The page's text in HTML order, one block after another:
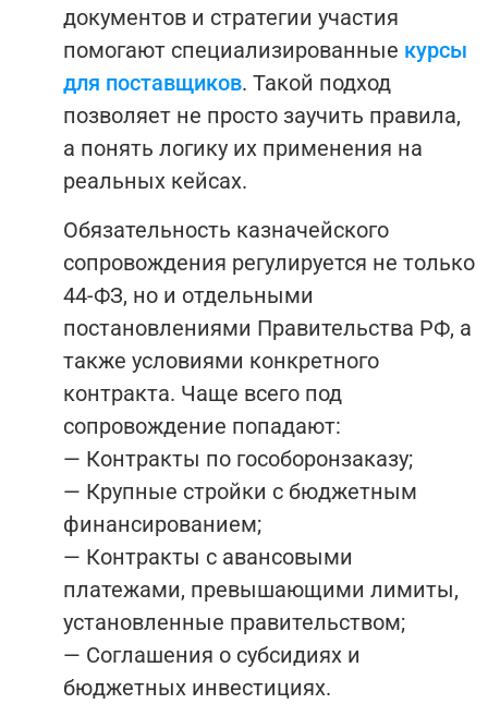
документов и стратегии участия
помогают специализированные курсы
для поставщиков. Такой подход
позволяет не просто заучить правила,
а понять логику их применения на
реальных кейсах.
Обязательность казначейского
сопровождения регулируется не только
44-ФЗ, но и отдельными
постановлениями Правительства РФ, а
также условиями конкретного
контракта. Чаще всего под
сопровождение попадают:
— Контракты по гособоронзаказу;
— Крупные стройки с бюджетным
финансированием;
— Контракты с авансовыми
платежами, превышающими лимиты,
установленные правительством;
— Соглашения о субсидиях и
бюджетных инвестициях.